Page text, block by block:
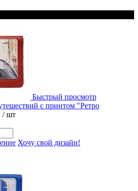
Быстрый просмотр
с принтом "Ретро
/ шт
Хочу свой дизайн!